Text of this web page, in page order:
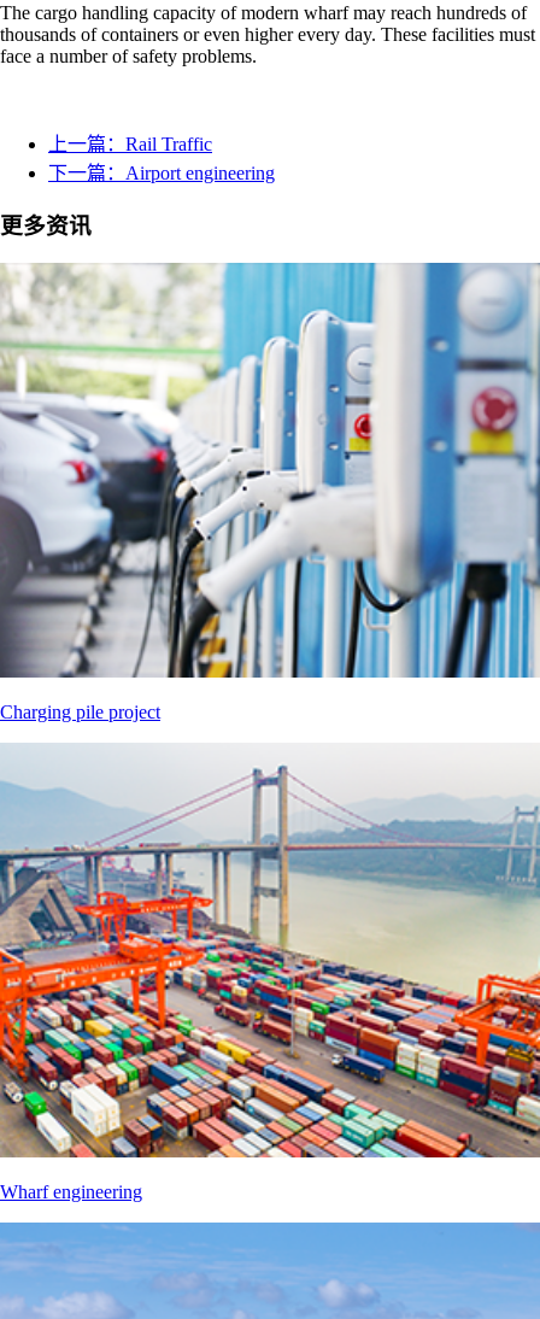
The cargo handling capacity of modern wharf may reach hundreds of
thousands of containers or even higher every day. These facilities must
face a number of safety problems.
上一篇：Rail Traffic
下一篇：Airport engineering
更多资讯
Charging pile project
Wharf engineering